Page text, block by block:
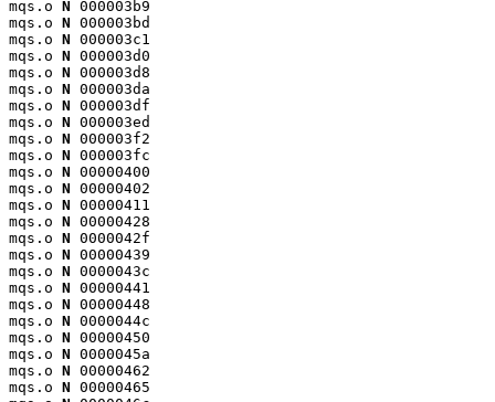
mqs.o N 000003b9
mqs.o N 000003bd
mqs.o N 000003c1
mqs.o N 000003d0
mqs.o N 000003d8
mqs.o N 000003da
mqs.o N 000003df
mqs.o N 000003ed
mqs.o N 000003f2
mqs.o N 000003fc
mqs.o N 00000400
mqs.o N 00000402
mqs.o N 00000411
mqs.o N 00000428
mqs.o N 0000042f
mqs.o N 00000439
mqs.o N 0000043c
mqs.o N 00000441
mqs.o N 00000448
mqs.o N 0000044c
mqs.o N 00000450
mqs.o N 0000045a
mqs.o N 00000462
mqs.o N 00000465